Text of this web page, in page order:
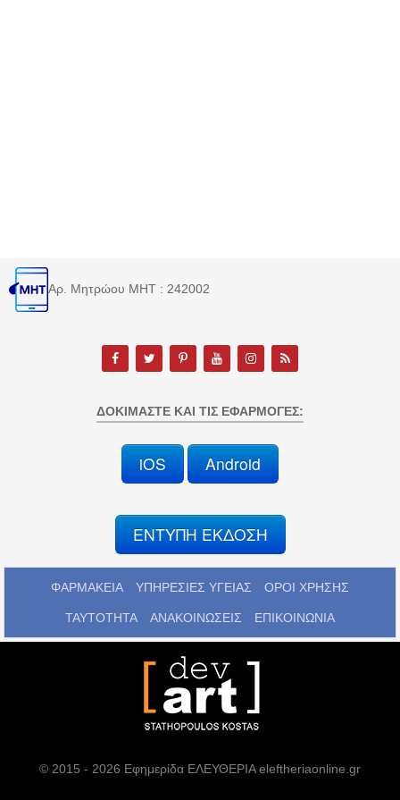
Αρ. Μητρώου MHT : 242002
ΔΟΚΙΜΆΣΤΕ ΚΑΙ ΤΙΣ ΕΦΑΡΜΟΓΈΣ:
iOS Android
ΕΝΤΥΠΗ ΕΚΔΟΣΗ
ΦΑΡΜΑΚΕΙΑ ΥΠΗΡΕΣΙΕΣ ΥΓΕΙΑΣ ΟΡΟΙ ΧΡΗΣΗΣ
ΤΑΥΤΟΤΗΤΑ ΑΝΑΚΟΙΝΩΣΕΙΣ ΕΠΙΚΟΙΝΩΝΙΑ
© 2015 - 2026 Εφημερίδα ΕΛΕΥΘΕΡΙΑ eleftheriaonline.gr